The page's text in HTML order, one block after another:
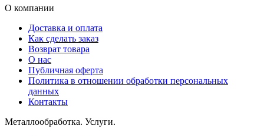
О компании
Доставка и оплата
Как сделать заказ
Возврат товара
О нас
Публичная оферта
Политика в отношении обработки персональных
данных
Контакты
Металлообработка. Услуги.